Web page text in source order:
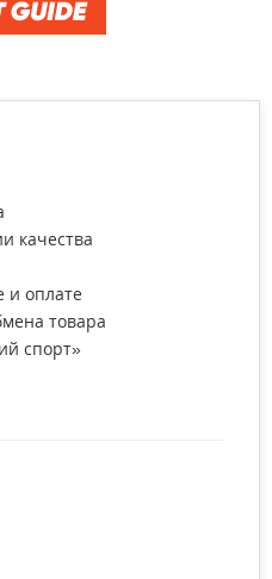
качества
и оплате
товара
спорт»